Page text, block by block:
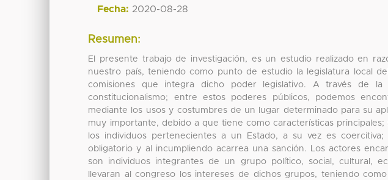
Fecha: 2020-08-28
Resumen:
El presente trabajo de investigación, es un estudio realizado en
nuestro país, teniendo como punto de estudio la legislatura local
comisiones que integra dicho poder legislativo. A través de
constitucionalismo; entre estos poderes públicos, podemos
mediante los usos y costumbres de un lugar determinado para su
muy importante, debido a que tiene como características
los individuos pertenecientes a un Estado, a su vez es
obligatorio y al incumpliendo acarrea una sanción. Los actores
son individuos integrantes de un grupo político, social, cultural,
llevaran al congreso los intereses de dichos grupos, teniendo